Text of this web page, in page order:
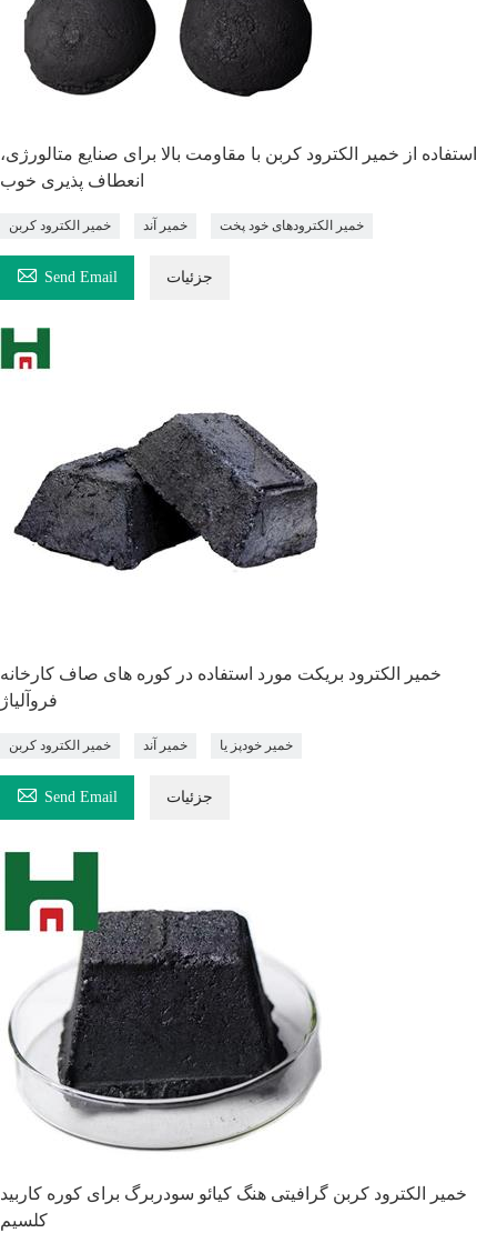
استفاده از خمیر الکترود کربن با مقاومت بالا برای صنایع متالورژی،
انعطاف پذیری خوب
خمیر الکترود کربن خمیر آند خمیر الکترودهای خود پخت
 Send Email جزئیات
خمیر الکترود بریکت مورد استفاده در کوره های صاف کارخانه
فروآلیاژ
خمیر الکترود کربن خمیر آند خمیر خودپز یا
 Send Email جزئیات
خمیر الکترود کربن گرافیتی هنگ کیائو سودربرگ برای کوره کاربید
کلسیم